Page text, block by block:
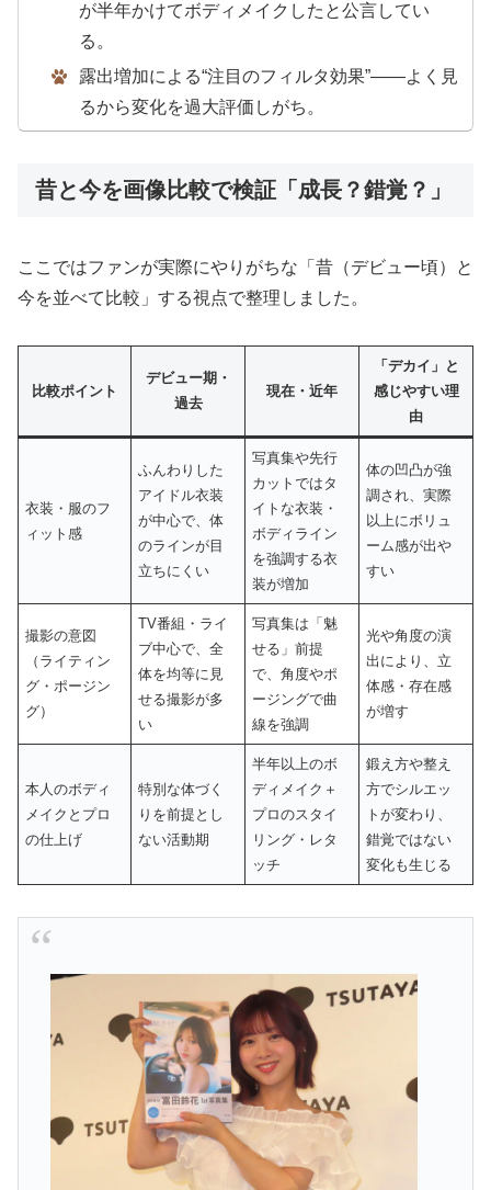
が半年かけてボディメイクしたと公言してい
る。
露出増加による“注目のフィルタ効果”——よく見
るから変化を過大評価しがち。
昔と今を画像比較で検証「成長？錯覚？」
ここではファンが実際にやりがちな「昔（デビュー頃）と
今を並べて比較」する視点で整理しました。
比較ポイント
デビュー期・
過去
現在・近年
「デカイ」と
感じやすい理
由
衣装・服のフ
ィット感
ふんわりした
アイドル衣装
が中心で、体
のラインが目
立ちにくい
写真集や先行
カットではタ
イトな衣装・
ボディライン
を強調する衣
装が増加
体の凹凸が強
調され、実際
以上にボリュ
ーム感が出や
すい
撮影の意図
（ライティン
グ・ポージン
グ）
TV番組・ライ
ブ中心で、全
体を均等に見
せる撮影が多
い
写真集は「魅
せる」前提
で、角度やポ
ージングで曲
線を強調
光や角度の演
出により、立
体感・存在感
が増す
本人のボディ
メイクとプロ
の仕上げ
特別な体づく
りを前提とし
ない活動期
半年以上のボ
ディメイク＋
プロのスタイ
リング・レタ
ッチ
鍛え方や整え
方でシルエッ
トが変わり、
錯覚ではない
変化も生じる